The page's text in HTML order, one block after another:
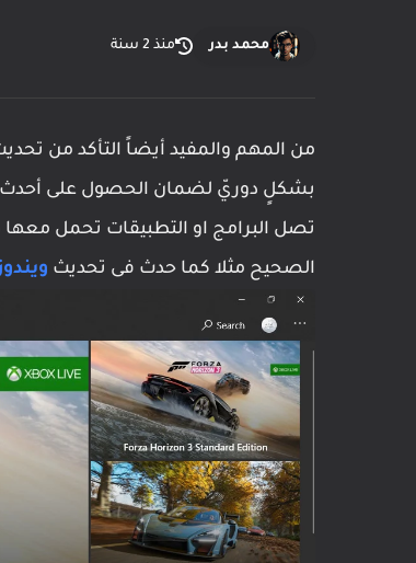
محمد بدر منذ 2 سنة
من المهم والمفيد أيضاً التأكد من
بشكلٍ دوريّ لضمان الحصول على أحدث
تصل البرامج او التطبيقات تحمل
الصحيح مثلا كما حدث فى تحديث